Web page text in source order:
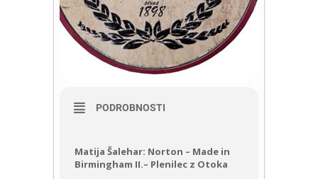
PODROBNOSTI
Matija Šalehar: Norton – Made in
Birmingham II.– Plenilec z Otoka